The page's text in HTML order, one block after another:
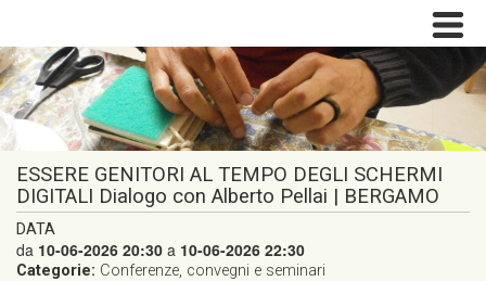
ESSERE GENITORI AL TEMPO DEGLI SCHERMI
DIGITALI Dialogo con Alberto Pellai | BERGAMO
DATA
da 10-06-2026 20:30 a 10-06-2026 22:30
Categorie: Conferenze, convegni e seminari